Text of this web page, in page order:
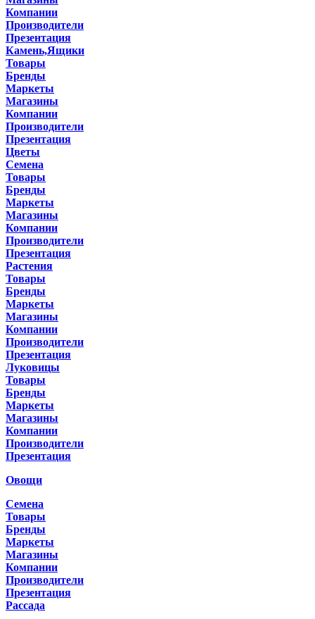
Компании
Производители
Презентация
Камень,Ящики
Товары
Бренды
Маркеты
Магазины
Компании
Производители
Презентация
Цветы
Семена
Товары
Бренды
Маркеты
Магазины
Компании
Производители
Презентация
Растения
Товары
Бренды
Маркеты
Магазины
Компании
Производители
Презентация
Луковицы
Товары
Бренды
Маркеты
Магазины
Компании
Производители
Презентация
Овощи
Семена
Товары
Бренды
Маркеты
Магазины
Компании
Производители
Презентация
Рассада